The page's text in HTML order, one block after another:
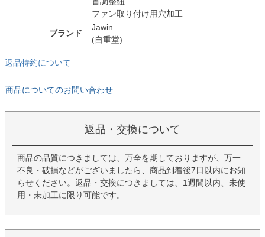
ファン取り付け用穴加工
ブランド
Jawin
(自重堂)
返品特約について
商品についてのお問い合わせ
返品・交換について
商品の品質につきましては、万全を期しておりますが、万一
不良・破損などがございましたら、商品到着後7日以内にお知
らせください。返品・交換につきましては、1週間以内、未使
用・未加工に限り可能です。